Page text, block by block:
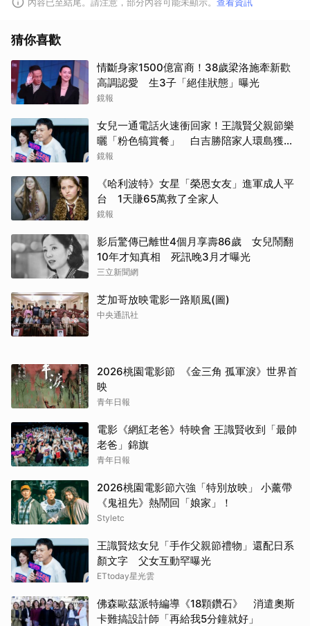
猜你喜歡
情斷身家1500億富商！38歲梁洛施牽新歡
高調認愛 生3子「絕佳狀態」曝光
鏡報
女兒一通電話火速衝回家！王識賢父親節樂
曬「粉色犒賞餐」 白吉勝陪家人環島獲封
「最狂老爸」
鏡報
《哈利波特》女星「榮恩女友」進軍成人平
台 1天賺65萬救了全家人
鏡報
影后驚傳已離世4個月享壽86歲 女兒鬧翻
10年才知真相 死訊晚3月才曝光
三立新聞網
芝加哥放映電影一路順風(圖)
中央通訊社
2026桃園電影節 《金三角 孤軍淚》世界首
映
青年日報
電影《網紅老爸》特映會 王識賢收到「最帥
老爸」錦旗
青年日報
2026桃園電影節六強「特別放映」 小薰帶
《鬼祖先》熱鬧回「娘家」！
Styletc
王識賢炫女兒「手作父親節禮物」還配日系
顏文字 父女互動罕曝光
ETtoday星光雲
佛森歐茲派特編導《18顆鑽石》 消遣奧斯
卡難搞設計師「再給我5分鐘就好」
取消